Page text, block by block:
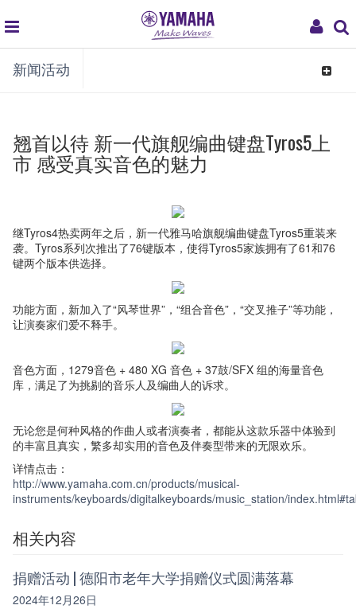
My
global
navigation
新闻活动
Toggle
翘首以待 新一代旗舰编曲键盘Tyros5上
市 感受真实音色的魅力
继Tyros4热卖两年之后，新一代雅马哈旗舰编曲键盘Tyros5重装来
袭。Tyros系列次推出了76键版本，使得Tyros5家族拥有了61和76
键两个版本供选择。
功能方面，新加入了“风琴世界”，“组合音色”，“交叉推子”等功能，
让演奏家们爱不释手。
音色方面，1279音色 + 480 XG 音色 + 37鼓/SFX 组的海量音色
库，满足了为挑剔的音乐人及编曲人的诉求。
无论您是何种风格的作曲人或者演奏者，都能从这款乐器中体验到
的丰富且真实，繁多却实用的音色及伴奏型带来的无限欢乐。
详情点击：
http://www.yamaha.com.cn/products/musical-
instruments/keyboards/digitalkeyboards/music_station/
相关内容
捐赠活动 | 德阳市老年大学捐赠仪式圆满落幕
2024年12月26日